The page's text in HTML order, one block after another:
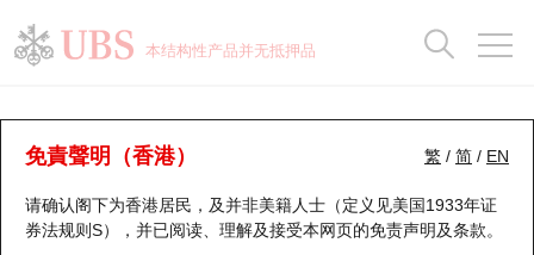
本结构性产品并无抵押品
繁 / 简 / EN
免責聲明（香港）
请确认阁下为香港居民，及并非美籍人士（定义见美国1933年证
券法规则S），并已阅读、理解及接受本网页的免责声明及条款。
牛熊证分析仪
表现 街货统计 比较
瑞银认股证一览
新发行瑞银认股证
街货统计
比较
牛熊全景快搜
牛熊证搜寻
街货统计
比较
十大升幅/跌幅
十大认股证成交分布
正股分析仪
二十大活跃股份
持股比重
显示所有持股比重
每月轮证大市专题
轮证专栏